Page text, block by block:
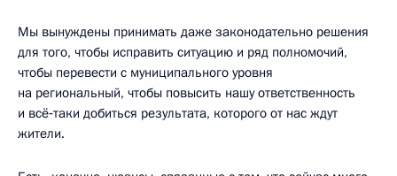
Мы вынуждены принимать даже законодательно решения
для того, чтобы исправить ситуацию и ряд полномочий,
чтобы перевести с муниципального уровня
на региональный, чтобы повысить нашу ответственность
и всё‑таки добиться результата, которого от нас ждут
жители.